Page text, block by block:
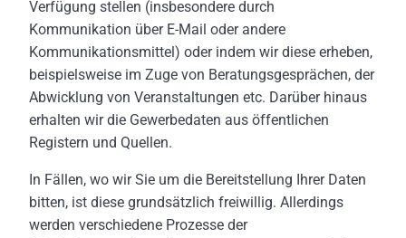
Verfügung stellen (insbesondere durch
Kommunikation über E-Mail oder andere
Kommunikationsmittel) oder indem wir diese erheben,
beispielsweise im Zuge von Beratungsgesprächen, der
Abwicklung von Veranstaltungen etc. Darüber hinaus
erhalten wir die Gewerbedaten aus öffentlichen
Registern und Quellen.
In Fällen, wo wir Sie um die Bereitstellung Ihrer Daten
bitten, ist diese grundsätzlich freiwillig. Allerdings
werden verschiedene Prozesse der